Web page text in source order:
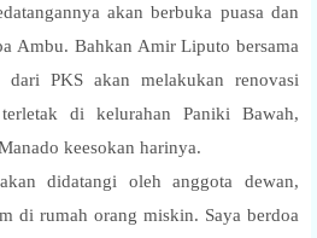
akan berbuka puasa dan
Ambu. Bahkan Amir Liputo bersama
PKS akan melakukan renovasi
di kelurahan Paniki Bawah,
keesokan harinya.
didatangi oleh anggota dewan,
di rumah orang miskin. Saya berdoa